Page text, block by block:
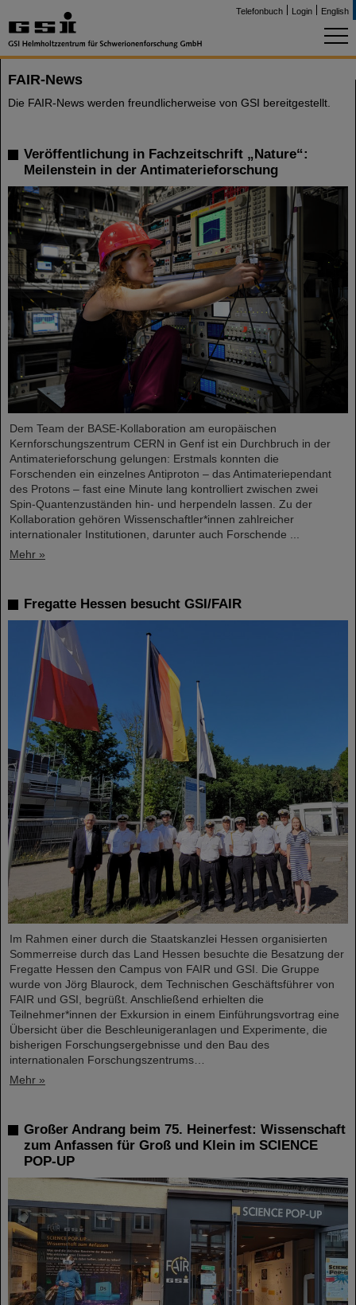
Telefonbuch Login English
FAIR-News
Die FAIR-News werden freundlicherweise von GSI bereitgestellt.
Veröffentlichung in Fachzeitschrift „Nature“:
Meilenstein in der Antimaterieforschung
Dem Team der BASE-Kollaboration am europäischen
Kernforschungszentrum CERN in Genf ist ein Durchbruch in der
Antimaterieforschung gelungen: Erstmals konnten die
Forschenden ein einzelnes Antiproton – das Antimateriependant
des Protons – fast eine Minute lang kontrolliert zwischen zwei
Spin-Quantenzuständen hin- und herpendeln lassen. Zu der
Kollaboration gehören Wissenschaftler*innen zahlreicher
internationaler Institutionen, darunter auch Forschende ...
Mehr »
Fregatte Hessen besucht GSI/FAIR
Im Rahmen einer durch die Staatskanzlei Hessen organisierten
Sommerreise durch das Land Hessen besuchte die Besatzung der
Fregatte Hessen den Campus von FAIR und GSI. Die Gruppe
wurde von Jörg Blaurock, dem Technischen Geschäftsführer von
FAIR und GSI, begrüßt. Anschließend erhielten die
Teilnehmer*innen der Exkursion in einem Einführungsvortrag eine
Übersicht über die Beschleunigeranlagen und Experimente, die
bisherigen Forschungsergebnisse und den Bau des
internationalen Forschungszentrums…
Mehr »
Großer Andrang beim 75. Heinerfest: Wissenschaft
zum Anfassen für Groß und Klein im SCIENCE
POP-UP